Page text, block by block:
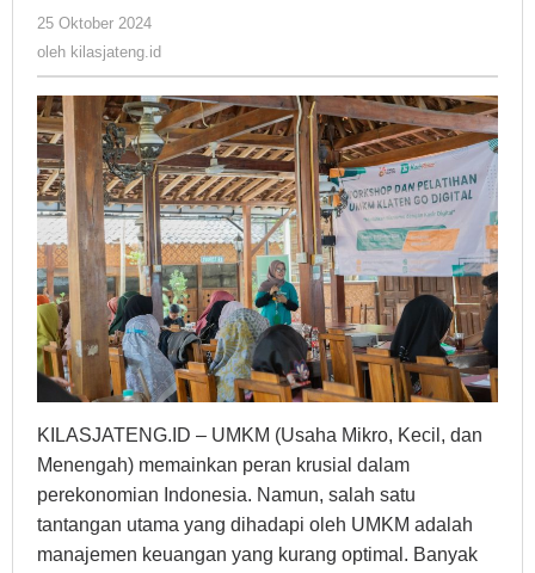
Keuangan
25 Oktober 2024
oleh kilasjateng.id
KILASJATENG.ID – UMKM (Usaha Mikro, Kecil, dan
Menengah) memainkan peran krusial dalam
perekonomian Indonesia. Namun, salah satu
tantangan utama yang dihadapi oleh UMKM adalah
manajemen keuangan yang kurang optimal. Banyak